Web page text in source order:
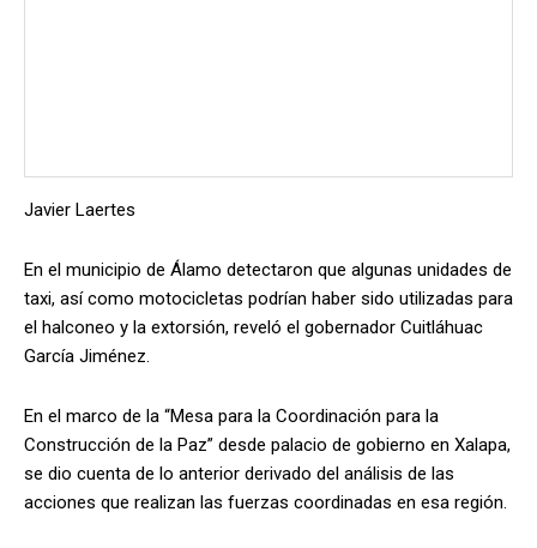
Javier Laertes
En el municipio de Álamo detectaron que algunas unidades de
taxi, así como motocicletas podrían haber sido utilizadas para
el halconeo y la extorsión, reveló el gobernador Cuitláhuac
García Jiménez.
En el marco de la “Mesa para la Coordinación para la
Construcción de la Paz” desde palacio de gobierno en Xalapa,
se dio cuenta de lo anterior derivado del análisis de las
acciones que realizan las fuerzas coordinadas en esa región.